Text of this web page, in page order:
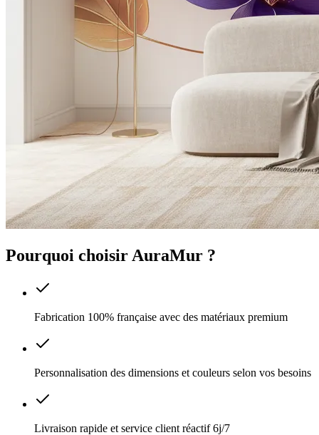
Pourquoi choisir AuraMur ?
Fabrication 100% française avec des matériaux premium
Personnalisation des dimensions et couleurs selon vos besoins
Livraison rapide et service client réactif 6j/7